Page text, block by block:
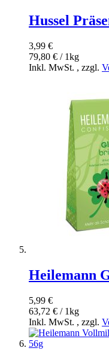
Hussel
3,99 €
79,80 € / 1kg
Inkl. MwSt. , zzgl.
Heilemann
5,99 €
63,72 € / 1kg
Inkl. MwSt. , zzgl.